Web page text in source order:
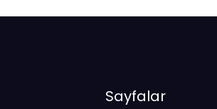
Sayfalar